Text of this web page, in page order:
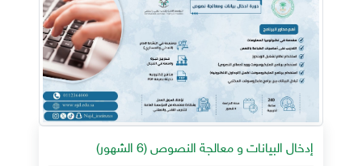
إدخال البيانات و معالجة النصوص (6 الشهور)